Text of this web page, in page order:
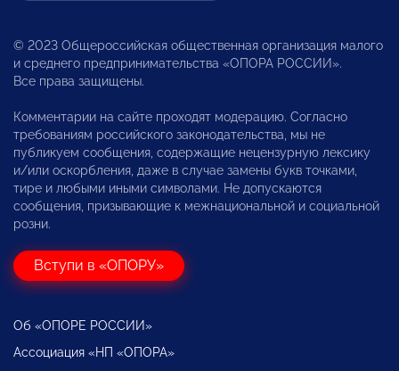
© 2023 Общероссийская общественная организация малого
и среднего предпринимательства «ОПОРА РОССИИ».
Все права защищены.
Комментарии на сайте проходят модерацию. Согласно
требованиям российского законодательства, мы не
публикуем сообщения, содержащие нецензурную лексику
и/или оскорбления, даже в случае замены букв точками,
тире и любыми иными символами. Не допускаются
сообщения, призывающие к межнациональной и социальной
розни.
Вступи в «ОПОРУ»
Об «ОПОРЕ РОССИИ»
Ассоциация «НП «ОПОРА»